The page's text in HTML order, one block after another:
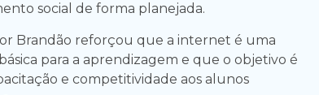
social de forma planejada.
Brandão reforçou que a internet é uma
para a aprendizagem e que o objetivo é
e competitividade aos alunos